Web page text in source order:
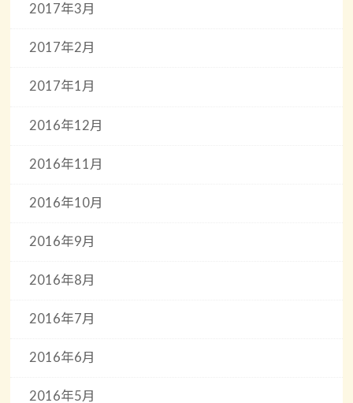
2017年3月
2017年2月
2017年1月
2016年12月
2016年11月
2016年10月
2016年9月
2016年8月
2016年7月
2016年6月
2016年5月